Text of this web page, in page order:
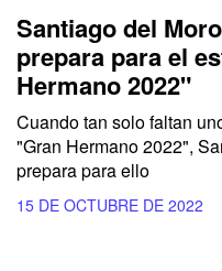
Santiago del
prepara para el
Hermano 2022"
Cuando tan solo faltan
"Gran Hermano 2022",
prepara para ello
15 DE OCTUBRE DE 2022